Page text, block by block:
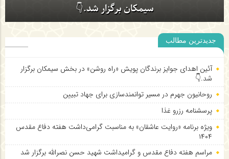
سیمکان برگزار شد.👇
جدیدترین مطالب
آئین اهدای جوایز برندگان پویش «راه روشن» در بخش سیمکان برگزار
شد.👇
روحانیون جهرم در مسیر توانمندسازی برای جهاد تبیین
پرسشنامه رزرو غذا
ویژه برنامه «روایت عاشقان» به مناسبت گرامی‌داشت هفته دفاع مقدس
۱۴۰۴
مراسم هفته دفاع مقدس و گرامیداشت شهید حسن نصرالله برگزار شد